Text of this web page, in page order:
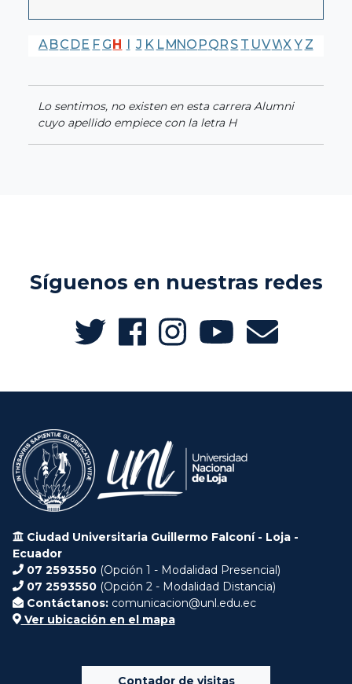
A BC DE F GH I J K LMNO PQR S T UVWX Y Z
Lo sentimos, no existen en esta carrera Alumni
cuyo apellido empiece con la letra H
Síguenos en nuestras redes
Ciudad Universitaria Guillermo Falconí - Loja -
Ecuador
07 2593550 (Opción 1 - Modalidad Presencial)
07 2593550 (Opción 2 - Modalidad Distancia)
Contáctanos: comunicacion@unl.edu.ec
Ver ubicación en el mapa
Contador de visitas